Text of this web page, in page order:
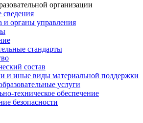
организации
и органы управления
стандарты
состав
и иные виды материальной поддержки
услуги
техническое обеспечение
безопасности